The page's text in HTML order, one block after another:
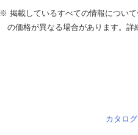
※ 掲載しているすべての情報につい
の価格が異なる場合があります。詳
カタロ